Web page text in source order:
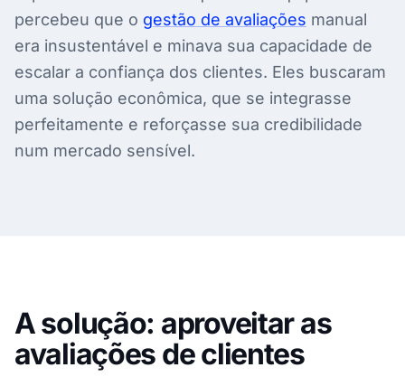
percebeu que o gestão de avaliações manual
era insustentável e minava sua capacidade de
escalar a confiança dos clientes. Eles buscaram
uma solução econômica, que se integrasse
perfeitamente e reforçasse sua credibilidade
num mercado sensível.
A solução: aproveitar as
avaliações de clientes